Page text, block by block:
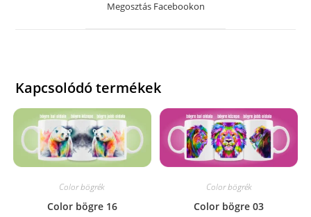
Megosztás Facebookon
Kapcsolódó termékek
Color bögrék
Color bögre 16
Color bögrék
Color bögre 03